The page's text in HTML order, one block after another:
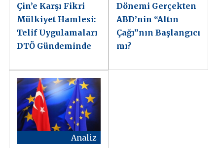
Çin’e Karşı Fikri
Mülkiyet Hamlesi:
Telif Uygulamaları
DTÖ Gündeminde
Dönemi Gerçekten
ABD’nin “Altın
Çağı”nın Başlangıcı
mı?
Analiz